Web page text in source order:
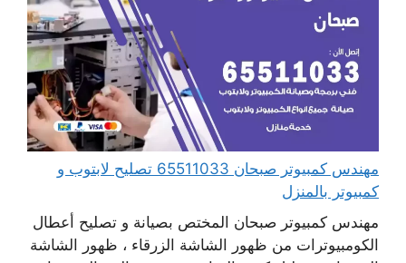
مهندس كمبيوتر صبحان 65511033 تصليح لابتوب و
كمبيوتر بالمنزل
مهندس كمبيوتر صبحان المختص بصيانة و تصليح أعطال
الكومبيوترات من ظهور الشاشة الزرقاء ، ظهور الشاشة